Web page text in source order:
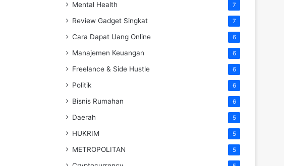
Mental Health 7
Review Gadget Singkat 7
Cara Dapat Uang Online 6
Manajemen Keuangan 6
Freelance & Side Hustle 6
Politik 6
Bisnis Rumahan 6
Daerah 5
HUKRIM 5
METROPOLITAN 5